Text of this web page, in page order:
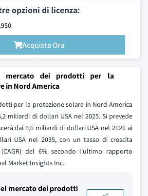
opzioni di licenza:
Acquista Ora
mercato dei prodotti per la
in Nord America
per la protezione solare in Nord America
miliardi di dollari USA nel 2025. Si prevede
dai 6,6 miliardi di dollari USA nel 2026 ai
USA nel 2035, con un tasso di crescita
del 6% secondo l'ultimo rapporto
Market Insights Inc.
mercato dei prodotti